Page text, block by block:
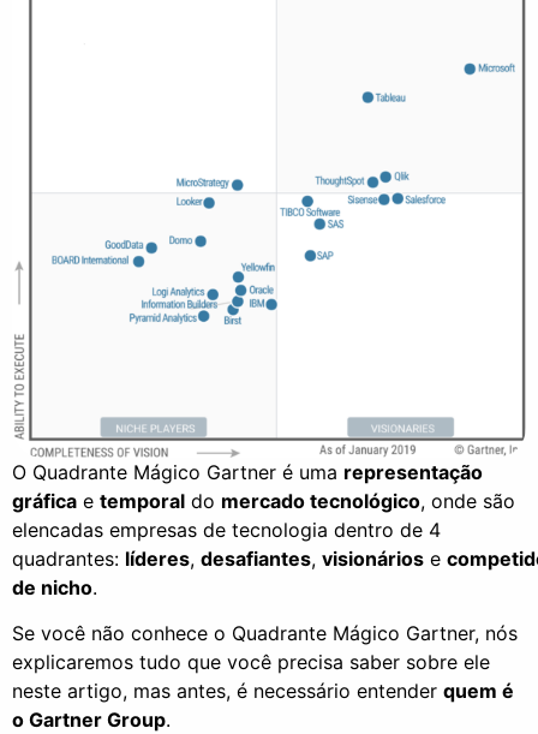
O Quadrante Mágico Gartner é uma representação
gráfica e temporal do mercado tecnológico, onde são
elencadas empresas de tecnologia dentro de 4
quadrantes: líderes, desafiantes, visionários e
de nicho.
Se você não conhece o Quadrante Mágico Gartner, nós
explicaremos tudo que você precisa saber sobre ele
neste artigo, mas antes, é necessário entender quem é
o Gartner Group.